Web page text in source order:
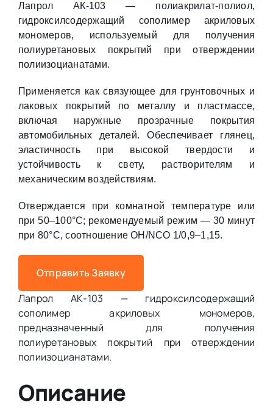
Лапрол АК-103 — полиакрилат-полиол,
гидроксилсодержащий сополимер акриловых
мономеров, используемый для получения
полиуретановых покрытий при отверждении
полиизоцианатами.
Применяется как связующее для грунтовочных и
лаковых покрытий по металлу и пластмассе,
включая наружные прозрачные покрытия
автомобильных деталей. Обеспечивает глянец,
эластичность при высокой твердости и
устойчивость к свету, растворителям и
механическим воздействиям.
Отверждается при комнатной температуре или
при 50–100°C; рекомендуемый режим — 30 минут
при 80°C, соотношение ОН/NCO 1/0,9–1,15.
Отправить Заявку
Лапрол АК-103 — гидроксилсодержащий
сополимер акриловых мономеров,
предназначенный для получения
полиуретановых покрытий при отверждении
полиизоцианатами.
Описание